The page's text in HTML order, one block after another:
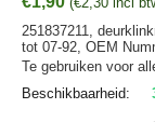
251837211,
tot 07-92, OEM
Te gebruiken voor
Beschikbaarheid: